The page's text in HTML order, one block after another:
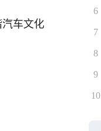
车文化
6
7
8
9
10